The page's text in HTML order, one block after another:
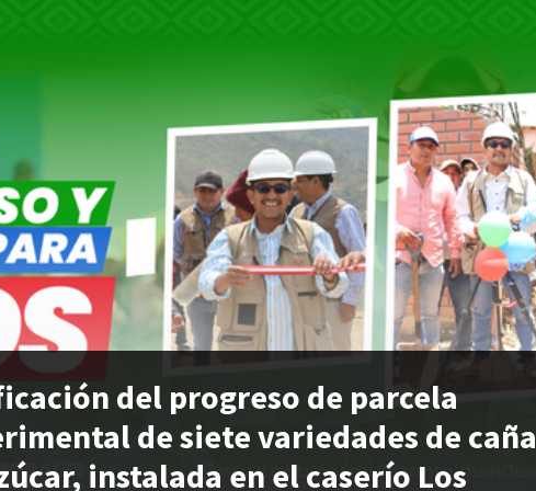
del progreso de parcela
de siete variedades de caña
instalada en el caserío Los